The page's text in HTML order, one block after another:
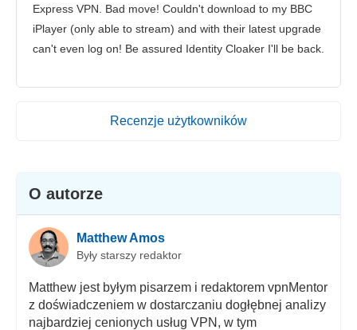
Express VPN. Bad move! Couldn't download to my BBC
iPlayer (only able to stream) and with their latest upgrade
can't even log on! Be assured Identity Cloaker I'll be back.
Recenzje użytkowników
O autorze
Matthew Amos
Były starszy redaktor
Matthew jest byłym pisarzem i redaktorem vpnMentor
z doświadczeniem w dostarczaniu dogłębnej analizy
najbardziej cenionych usług VPN, w tym